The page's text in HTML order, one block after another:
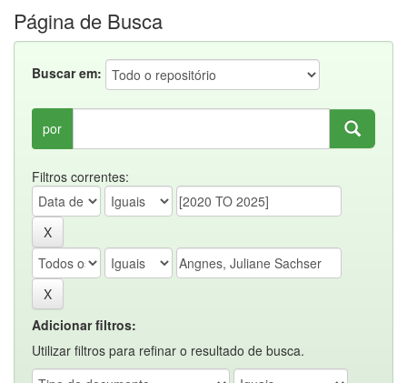
Página de Busca
Buscar em:
por
Filtros correntes:
Adicionar filtros:
Utilizar filtros para refinar o resultado de busca.